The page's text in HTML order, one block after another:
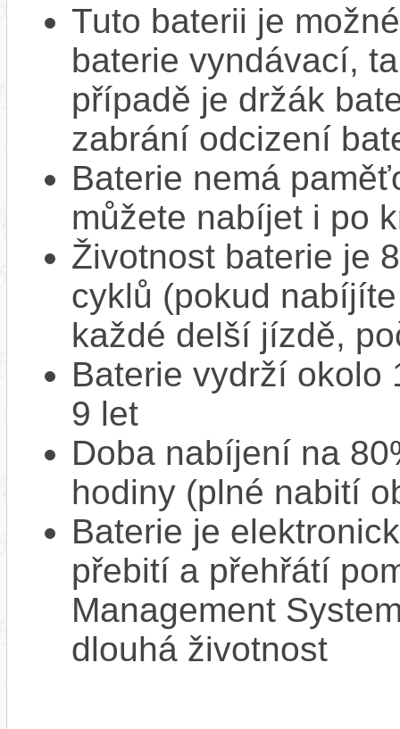
Tuto baterii je
baterie vyndávací,
případě je držák
zabrání odcizení
Baterie nemá
můžete nabíjet i po
Životnost baterie je
cyklů (pokud
každé delší jízdě,
Baterie vydrží okolo
9 let
Doba nabíjení na
hodiny (plné nabití
Baterie je
přebití a přehřátí
Management
dlouhá životnost